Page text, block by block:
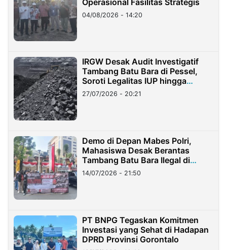
04/08/2026 - 14:20
IRGW Desak Audit Investigatif
Tambang Batu Bara di Pessel,
Soroti Legalitas IUP hingga
Stockpile
27/07/2026 - 20:21
Demo di Depan Mabes Polri,
Mahasiswa Desak Berantas
Tambang Batu Bara Ilegal di
Lampung
14/07/2026 - 21:50
PT BNPG Tegaskan Komitmen
Investasi yang Sehat di Hadapan
DPRD Provinsi Gorontalo